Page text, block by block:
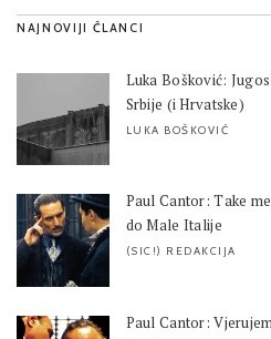
NAJNOVIJI ČLANCI
Luka Bošković:
Srbije (i Hrvatske)
LUKA BOŠKOVIĆ
Paul Cantor: Take
do Male Italije
(SIC!) REDAKCIJA
Paul Cantor: